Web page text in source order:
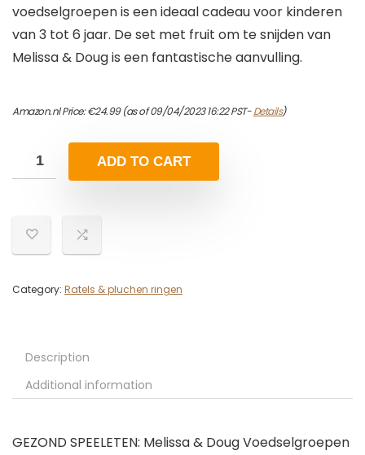
voedselgroepen is een ideaal cadeau voor kinderen
van 3 tot 6 jaar. De set met fruit om te snijden van
Melissa & Doug is een fantastische aanvulling.
Amazon.nl Price:€24.99(as of 09/04/2023 16:22 PST-Details)
ADD TO CART
Category: Ratels & pluchen ringen
Description
Additional information
GEZOND SPEELETEN: Melissa & Doug Voedselgroepen